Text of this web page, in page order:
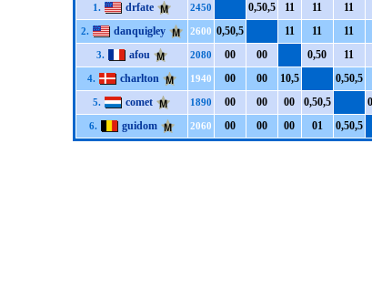
1.
drfate 2450 0,50,5 11 11 11
2. danquigley 2600 0,50,5 11 11 11
3. afou 2080 00 00 0,50 11
4. charlton 1940 00 00 10,5 0,50,5
5. comet 1890 00 00 00 0,50,5
6. guidom 2060 00 00 00 01 0,50,5